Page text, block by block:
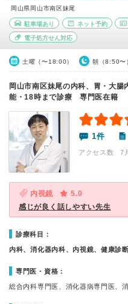
岡山県岡山市南区妹尾
駐車場あり ネット予約
電子処方せん対応
土曜（〜18:00） 朝（8:50〜
岡山市南区妹尾の内科、胃・大
能・18時まで診療 専門医在籍
1件
アクセス数 7
内視鏡
5.0
感じが良く話しやすい先生
診療科目：
内科、消化器内科、内視鏡、健康診断
専門医・資格：
総合内科専門医、消化器病専門医、